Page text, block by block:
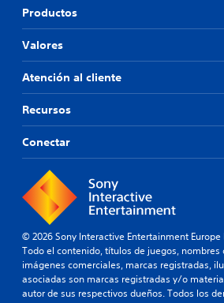
Productos
Valores
Atención al cliente
Recursos
Conectar
© 2026 Sony Interactive Entertainment Europe
Todo el contenido, títulos de juegos,
imágenes comerciales, marcas registradas,
asociadas son marcas registradas y/o
autor de sus respectivos dueños. Todos los